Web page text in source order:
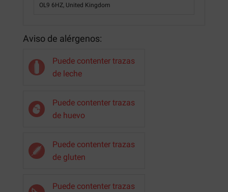
OL9 6HZ, United Kingdom
Aviso de alérgenos:
Puede contenter trazas
de leche
Puede contenter trazas
de huevo
Puede contenter trazas
de gluten
Puede contenter trazas